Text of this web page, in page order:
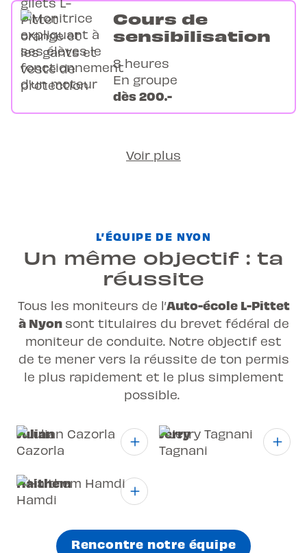
Cours de
sensibilisation
8 heures
En groupe
dès 200.-
Voir plus
L’ÉQUIPE DE NYON
Un même objectif : ta
réussite
Tous les moniteurs de l’Auto-école L-Pittet
à Nyon sont titulaires du brevet fédéral de
moniteur de conduite. Notre objectif est
de te mener vers la réussite de ton permis
le plus rapidement et le plus simplement
possible.
Julian
Cazorla
Jerry
Tagnani
Haithem
Hamdi
Rencontre notre équipe